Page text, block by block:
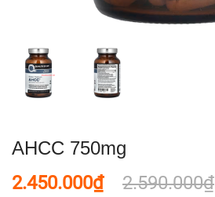
AHCC 750mg
2.450.000₫ 2.590.000₫